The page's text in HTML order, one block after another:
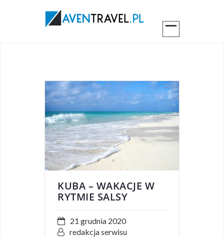
KUBA – WAKACJE W
RYTMIE SALSY
21 grudnia 2020
redakcja serwisu